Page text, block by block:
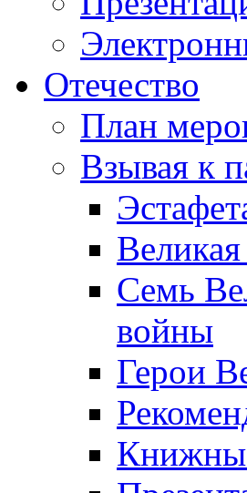
Отечество
План
Взывая к
Семь
войны
Герои